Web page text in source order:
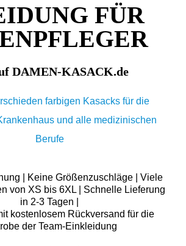
FÜR
DAMEN-KASACK.de
farbigen Kasacks für die
und alle medizinischen
Berufe
| Keine Größenzuschläge | Viele
von XS bis 6XL | Schnelle Lieferung
in 2-3 Tagen |
kostenlosem Rückversand für die
der Team-Einkleidung